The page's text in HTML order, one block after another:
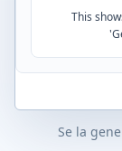
This
Se la